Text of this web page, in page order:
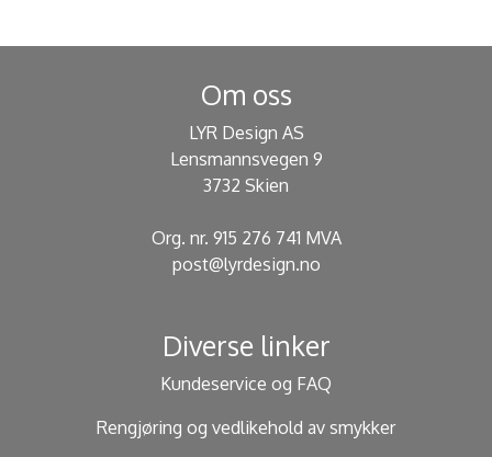
Om oss
LYR Design AS
Lensmannsvegen 9
3732 Skien
Org. nr. 915 276 741 MVA
post@lyrdesign.no
Diverse linker
Kundeservice og FAQ
Rengjøring og vedlikehold av smykker